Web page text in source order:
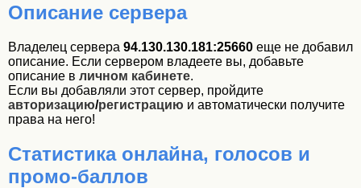
Описание сервера
Владелец сервера 94.130.130.181:25660 еще не добавил
описание. Если сервером владеете вы, добавьте
описание в личном кабинете.
Если вы добавляли этот сервер, пройдите
авторизацию/регистрацию и автоматически получите
права на него!
Статистика онлайна, голосов и
промо-баллов